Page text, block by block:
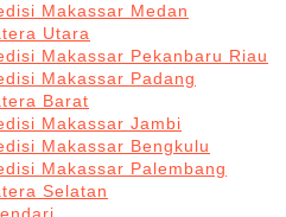
Makassar Medan
Utara
Makassar Pekanbaru Riau
Makassar Padang
Barat
Makassar Jambi
Makassar Bengkulu
Makassar Palembang
Selatan